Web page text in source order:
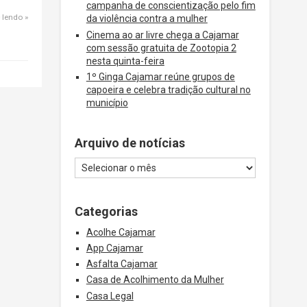
lendo
campanha de conscientização pelo fim
da violência contra a mulher
Cinema ao ar livre chega a Cajamar
com sessão gratuita de Zootopia 2
nesta quinta-feira
1º Ginga Cajamar reúne grupos de
capoeira e celebra tradição cultural no
município
Arquivo de notícias
Categorias
Acolhe Cajamar
App Cajamar
Asfalta Cajamar
Casa de Acolhimento da Mulher
Casa Legal